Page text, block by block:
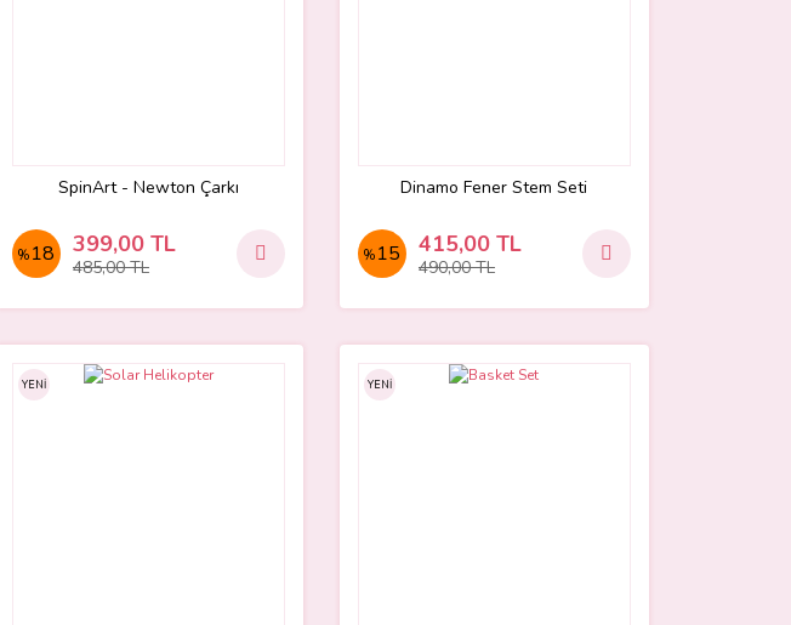
SpinArt - Newton Çarkı
% 18 399,00 TL
485,00 TL
Dinamo Fener Stem Seti
% 15 415,00 TL
490,00 TL
YENİ YENİ